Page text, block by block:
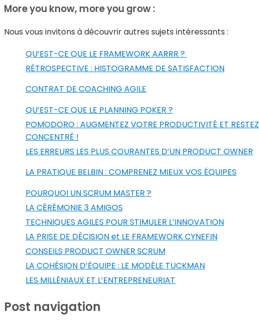
More you know, more you grow :
Nous vous invitons à découvrir autres sujets intéressants :
QU’EST-CE QUE LE FRAMEWORK AARRR ?
RÉTROSPECTIVE : HISTOGRAMME DE SATISFACTION
CONTRAT DE COACHING AGILE
QU’EST-CE QUE LE PLANNING POKER ?
POMODORO : AUGMENTEZ VOTRE PRODUCTIVITÉ ET RESTEZ
CONCENTRÉ !
LES ERREURS LES PLUS COURANTES D’UN PRODUCT OWNER
LA PRATIQUE BELBIN : COMPRENEZ MIEUX VOS ÉQUIPES
POURQUOI UN SCRUM MASTER ?
LA CÉRÉMONIE 3 AMIGOS
TECHNIQUES AGILES POUR STIMULER L’INNOVATION
LA PRISE DE DÉCISION et LE FRAMEWORK CYNEFIN
CONSEILS PRODUCT OWNER SCRUM
LA COHÉSION D’ÉQUIPE : LE MODÈLE TUCKMAN
LES MILLÉNIAUX ET L’ENTREPRENEURIAT
Post navigation